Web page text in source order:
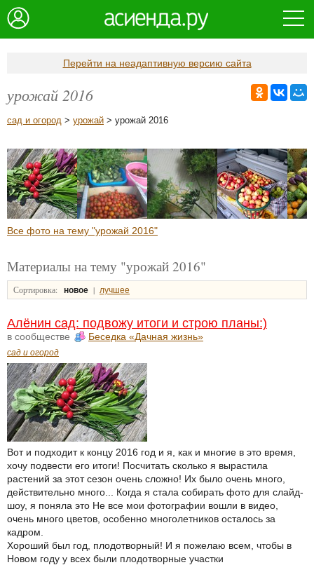
Перейти на неадаптивную версию сайта
урожай 2016
сад и огород > урожай > урожай 2016
Все фото на тему "урожай 2016"
Материалы на тему "урожай 2016"
Сортировка: новое | лучшее
Алёнин сад: подвожу итоги и строю планы:)
в сообществе Беседка «Дачная жизнь»
сад и огород
Вот и подходит к концу 2016 год и я, как и многие в это время,
хочу подвести его итоги! Посчитать сколько я вырастила
растений за этот сезон очень сложно! Их было очень много,
действительно много... Когда я стала собирать фото для слайд-
шоу, я поняла это Не все мои фотографии вошли в видео,
очень много цветов, особенно многолетников осталось за
кадром.
Хороший был год, плодотворный! И я пожелаю всем, чтобы в
Новом году у всех были плодотворные участки